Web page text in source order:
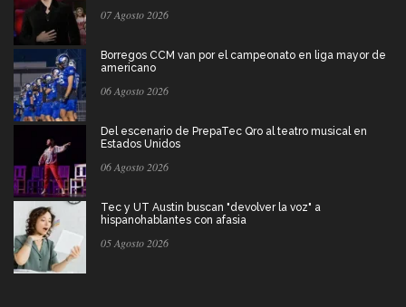
07 Agosto 2026
Borregos CCM van por el campeonato en liga mayor de
americano
06 Agosto 2026
Del escenario de PrepaTec Qro al teatro musical en
Estados Unidos
06 Agosto 2026
Tec y UT Austin buscan "devolver la voz" a
hispanohablantes con afasia
05 Agosto 2026